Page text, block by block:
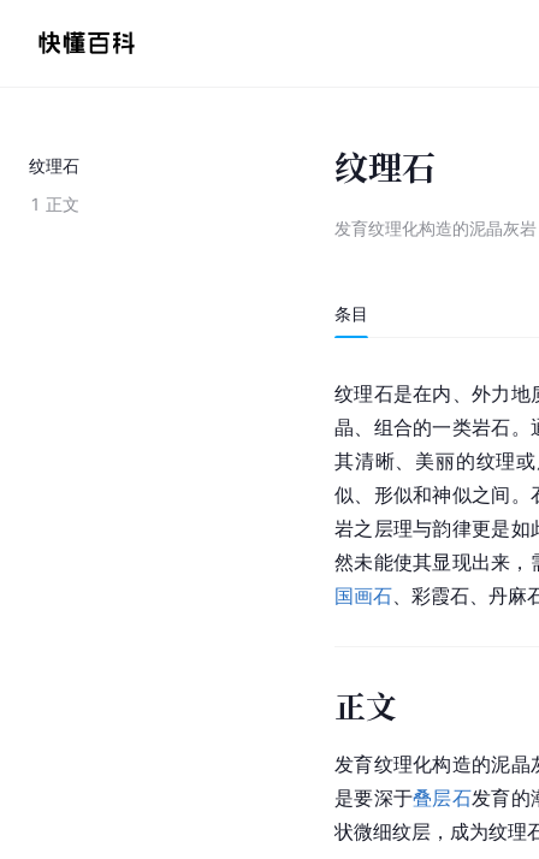
纹理石
1 正文
纹理石
发育纹理化构造的泥晶灰岩
条目
纹理石是在内、外力
晶、组合的一类岩石。
其清晰、美丽的纹理
似、形似和神似之间。
岩之层理与韵律更是如
然未能使其显现出来，
国画石 、彩霞石、丹麻
正文
发育纹理化构造的泥
是要深于叠层石发育的
状微细纹层，成为纹理